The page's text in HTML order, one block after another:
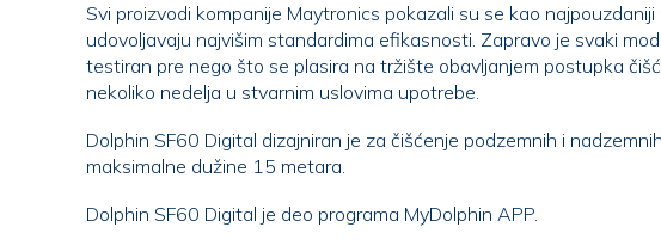
Svi proizvodi kompanije Maytronics pokazali su se kao
udovoljavaju najvišim standardima efikasnosti. Zapravo je svaki model pažljivo
testiran pre nego što se plasira na tržište obavljanjem postupka čišćenja tokom
nekoliko nedelja u stvarnim uslovima upotrebe.
Dolphin SF60 Digital dizajniran je za čišćenje podzemnih i
maksimalne dužine 15 metara.
Dolphin SF60 Digital je deo programa MyDolphin APP.